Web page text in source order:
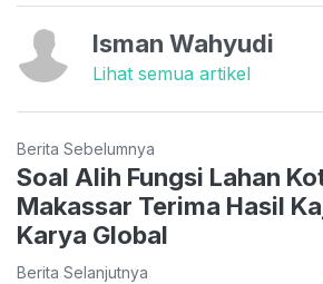
Isman Wahyudi
Lihat semua artikel
Berita Sebelumnya
Soal Alih Fungsi Lahan
Makassar Terima Hasil
Karya Global
Berita Selanjutnya